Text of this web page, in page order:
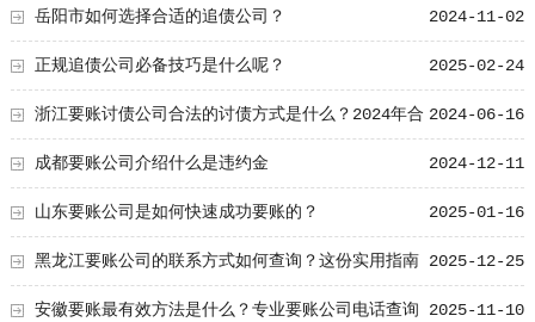
2024-11-02
岳阳市如何选择合适的追债公司？
2025-02-24
正规追债公司必备技巧是什么呢？
2024-06-16
浙江要账讨债公司合法的讨债方式是什么？2024年合
法的讨债方式 2024-12-11
成都要账公司介绍什么是违约金
2025-01-16
山东要账公司是如何快速成功要账的？
2025-12-25
黑龙江要账公司的联系方式如何查询？这份实用指南
值得收藏 2025-11-10
安徽要账最有效方法是什么？专业要账公司电话查询